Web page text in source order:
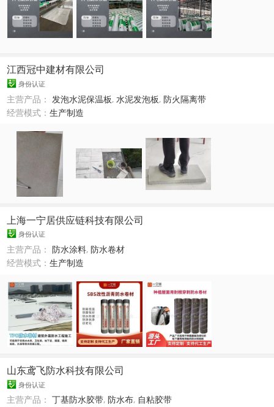
江西冠中建材有限公司
身份认证
主营产品：发泡水泥保温板,水泥发泡板,防火隔离带
经营模式：生产制造
上海一宁居供应链科技有限公司
身份认证
主营产品：防水涂料,防水卷材
经营模式：生产制造
山东鸢飞防水科技有限公司
身份认证
主营产品：丁基防水胶带, 防水布, 自粘胶带